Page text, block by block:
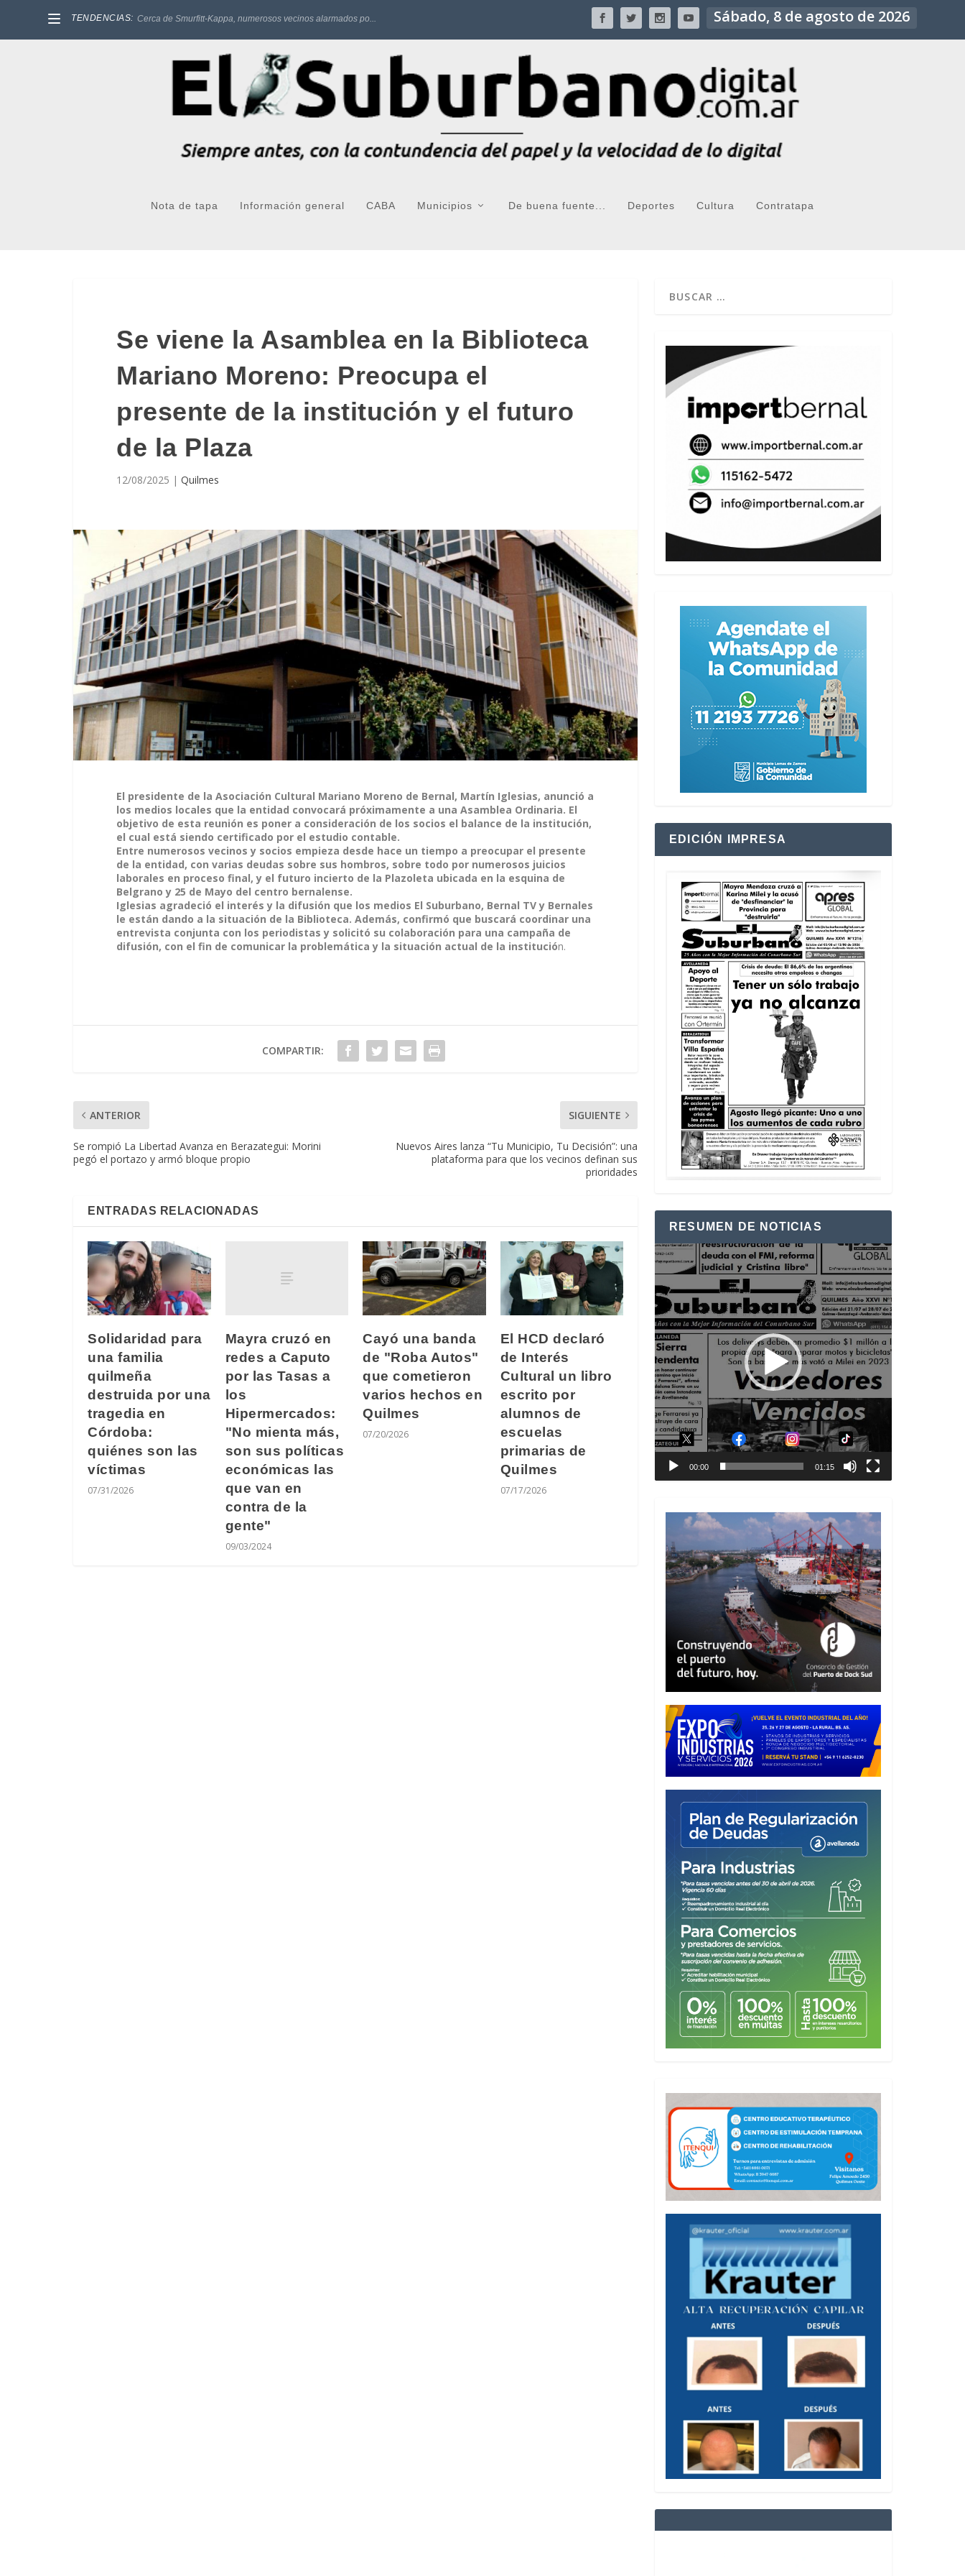
TENDENCIAS: Cerca de Smurfitt-Kappa, numerosos vecinos alarmados po... Sábado, 8 de agosto de 2026
Nota de tapa Información general CABA Municipios De buena fuente... Deportes Cultura Contratapa
Se viene la Asamblea en la Biblioteca
Mariano Moreno: Preocupa el
presente de la institución y el futuro
de la Plaza
12/08/2025 | Quilmes
El presidente de la Asociación Cultural Mariano Moreno de Bernal, Martín Iglesias, anunció a
los medios locales que la entidad convocará próximamente a una Asamblea Ordinaria. El
objetivo de esta reunión es poner a consideración de los socios el balance de la institución,
el cual está siendo certificado por el estudio contable.
Entre numerosos vecinos y socios empieza desde hace un tiempo a preocupar el presente
de la entidad, con varias deudas sobre sus hombros, sobre todo por numerosos juicios
laborales en proceso final, y el futuro incierto de la Plazoleta ubicada en la esquina de
Belgrano y 25 de Mayo del centro bernalense.
Iglesias agradeció el interés y la difusión que los medios El Suburbano, Bernal TV y Bernales
le están dando a la situación de la Biblioteca. Además, confirmó que buscará coordinar una
entrevista conjunta con los periodistas y solicitó su colaboración para una campaña de
difusión, con el fin de comunicar la problemática y la situación actual de la institución.
COMPARTIR:
ANTERIOR
Se rompió La Libertad Avanza en Berazategui: Morini
pegó el portazo y armó bloque propio
SIGUIENTE
Nuevos Aires lanza “Tu Municipio, Tu Decisión”: una
plataforma para que los vecinos definan sus
prioridades
ENTRADAS RELACIONADAS
Solidaridad para
una familia
quilmeña
destruida por una
tragedia en
Córdoba:
quiénes son las
víctimas
07/31/2026
Mayra cruzó en
redes a Caputo
por las Tasas a
los
Hipermercados:
"No mienta más,
son sus políticas
económicas las
que van en
contra de la
gente"
09/03/2024
Cayó una banda
de "Roba Autos"
que cometieron
varios hechos en
Quilmes
07/20/2026
El HCD declaró
de Interés
Cultural un libro
escrito por
alumnos de
escuelas
primarias de
Quilmes
07/17/2026
EDICIÓN IMPRESA
RESUMEN DE NOTICIAS
Reproductor
de
vídeo
00:00 01:15